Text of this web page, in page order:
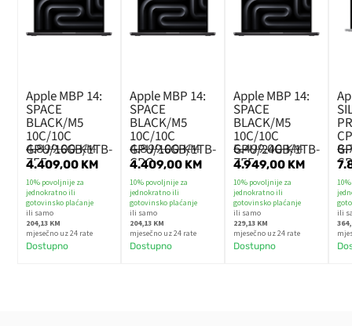
Apple MBP 14:
SPACE
BLACK/M5
10C/10C
GPU/16GB/1TB-
ZEE
4.899,00KM
4.409,00 KM
10% povoljnije za
jednokratno ili
gotovinsko plaćanje
ili samo
204,13 KM
mjesečno uz 24 rate
Dostupno
Apple MBP 14:
SPACE
BLACK/M5
10C/10C
GPU/16GB/1TB-
CRO
4.899,00KM
4.409,00 KM
10% povoljnije za
jednokratno ili
gotovinsko plaćanje
ili samo
204,13 KM
mjesečno uz 24 rate
Dostupno
Apple MBP 14:
SPACE
BLACK/M5
10C/10C
GPU/24GB/1TB-
ZEE
5.499,00KM
4.949,00 KM
10% povoljnije za
jednokratno ili
gotovinsko plaćanje
ili samo
229,13 KM
mjesečno uz 24 rate
Dostupno
ili